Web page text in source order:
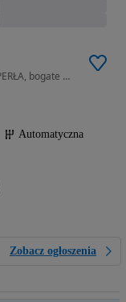
1987 cm3 • 184 KM • 2.0 hybryda, GRAFITOWA PERŁA, bogate wyposażenie, pełen sewis ASO
Automatyczna
Zobacz ogłoszenia